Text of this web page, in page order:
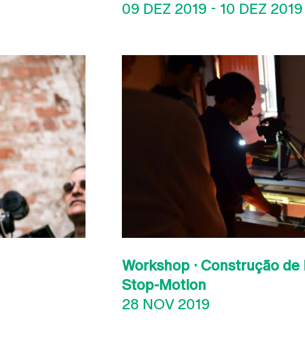
09 DEZ 2019 - 10 DEZ 2019
Workshop · Construção
Stop-Motion
28 NOV 2019